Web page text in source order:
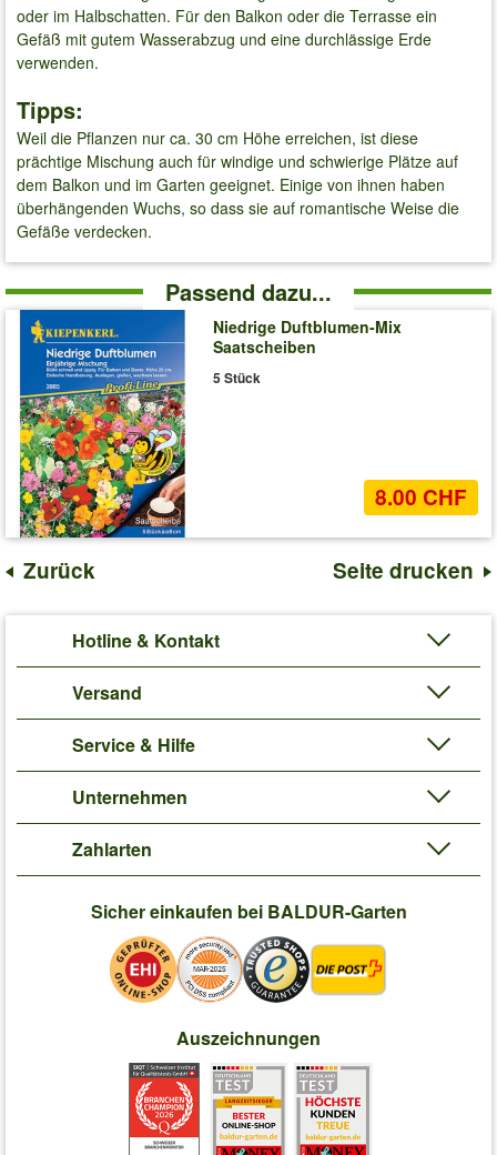
oder im Halbschatten. Für den Balkon oder die Terrasse ein
Gefäß mit gutem Wasserabzug und eine durchlässige Erde
verwenden.
Tipps:
Weil die Pflanzen nur ca. 30 cm Höhe erreichen, ist diese
prächtige Mischung auch für windige und schwierige Plätze auf
dem Balkon und im Garten geeignet. Einige von ihnen haben
überhängenden Wuchs, so dass sie auf romantische Weise die
Gefäße verdecken.
Passend dazu...
Niedrige Duftblumen-Mix
Saatscheiben
5 Stück
8.00 CHF
Zurück Seite drucken
Hotline & Kontakt
Versand
Service & Hilfe
Unternehmen
Zahlarten
Sicher einkaufen bei BALDUR-Garten
Auszeichnungen